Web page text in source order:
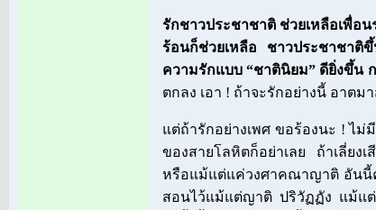
รักชาวประชาชาติ ช่วยเหลือเพื่อ
ร้อนก็ช่วยเหลือ ชาวประชาชา
ความรักแบบ “ชาตินิยม” ดียิ่งขึ้น
ตกลง เอา ! ถ้าจะรักอย่างนี้ อาตม
แต่ถ้ารักอย่างเพศ ขอร้องนะ ! ไม่
ของสายโลหิตก็อย่าเลย ถ้าเลี่ยง
หรือแม้แต่แค่วงศาคณาญาติ อันนี้
สอนไว้แม้แต่ญาติ ปริวัฏฏัง แม้แ